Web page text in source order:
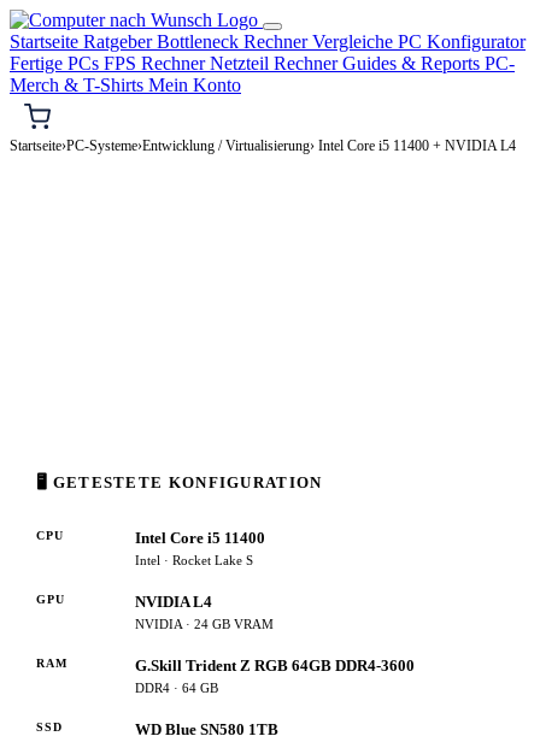
Startseite RatgeberBottleneck RechnerVergleiche PC Konfigurator
Fertige PCs FPS RechnerNetzteil RechnerGuides & Reports PC-
Merch & T-Shirts Mein Konto
Startseite›PC-Systeme›Entwicklung / Virtualisierung› Intel Core i5 11400 + NVIDIA L4
🖥 GETESTETE KONFIGURATION
CPU Intel Core i5 11400
Intel · Rocket Lake S
GPU NVIDIA L4
NVIDIA · 24 GB VRAM
RAM G.Skill Trident Z RGB 64GB DDR4-3600
DDR4 · 64 GB
SSD WD Blue SN580 1TB